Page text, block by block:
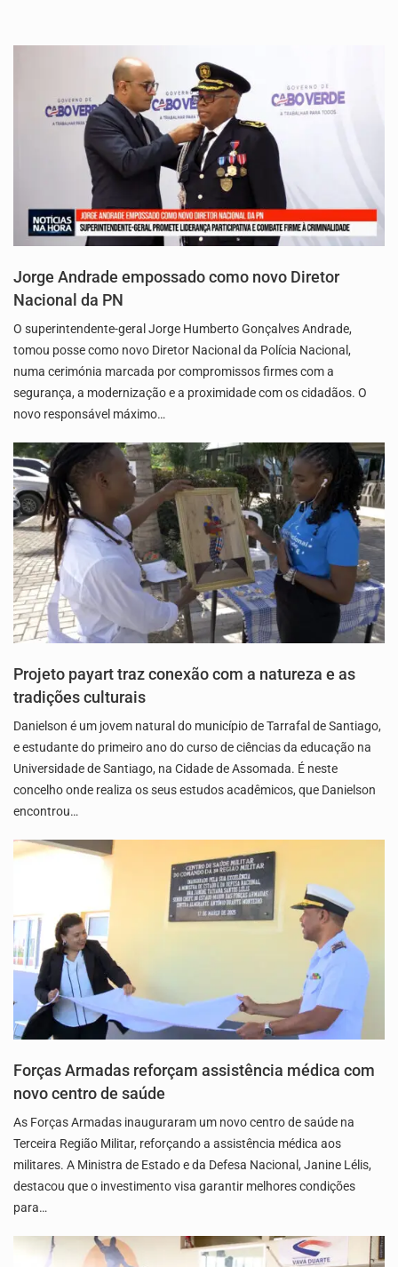
Jorge Andrade empossado como novo Diretor
Nacional da PN
O superintendente-geral Jorge Humberto Gonçalves Andrade,
tomou posse como novo Diretor Nacional da Polícia Nacional,
numa cerimónia marcada por compromissos firmes com a
segurança, a modernização e a proximidade com os cidadãos. O
novo responsável máximo…
Projeto payart traz conexão com a natureza e as
tradições culturais
Danielson é um jovem natural do município de Tarrafal de Santiago,
e estudante do primeiro ano do curso de ciências da educação na
Universidade de Santiago, na Cidade de Assomada. É neste
concelho onde realiza os seus estudos acadêmicos, que Danielson
encontrou…
Forças Armadas reforçam assistência médica com
novo centro de saúde
As Forças Armadas inauguraram um novo centro de saúde na
Terceira Região Militar, reforçando a assistência médica aos
militares. A Ministra de Estado e da Defesa Nacional, Janine Lélis,
destacou que o investimento visa garantir melhores condições
para…